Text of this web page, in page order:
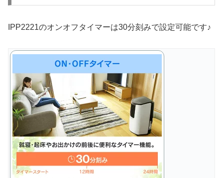
IPP2221のオンオフタイマーは30分刻みで設定可能です♪